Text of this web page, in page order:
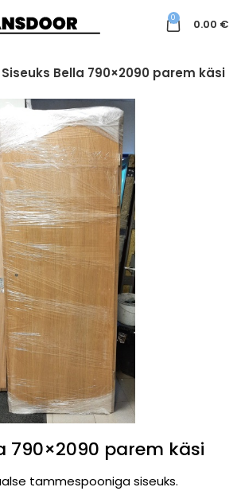
0 0.00 €
Siseuks Bella 790×2090 parem käsi
790×2090 parem käsi
tammespooniga siseuks.